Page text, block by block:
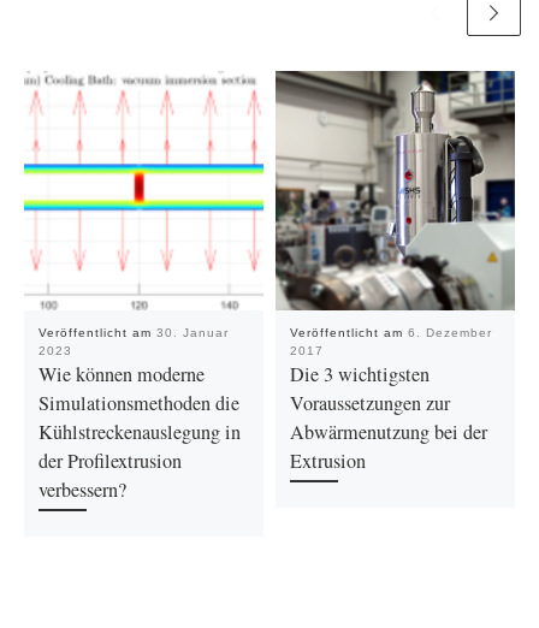
Veröffentlicht am 30. Januar
2023
Wie können moderne
Simulationsmethoden die
Kühlstreckenauslegung in
der Profilextrusion
verbessern?
Veröffentlicht am 6. Dezember
2017
Die 3 wichtigsten
Voraussetzungen zur
Abwärmenutzung bei der
Extrusion